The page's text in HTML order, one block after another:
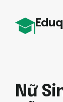
Nữ